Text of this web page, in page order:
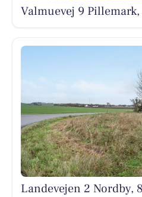
Valmuevej 9 Pillemark,
Landevejen 2 Nordby,